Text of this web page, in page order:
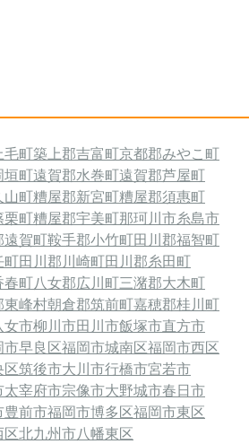
毛町築上郡吉富町京都郡みやこ町
垣町遠賀郡水巻町遠賀郡芦屋町
山町糟屋郡新宮町糟屋郡須惠町
栗町糟屋郡宇美町那珂川市糸島市
遠賀町鞍手郡小竹町田川郡福智町
町田川郡川崎町田川郡糸田町
春町八女郡広川町三潴郡大木町
東峰村朝倉郡筑前町嘉穂郡桂川町
女市柳川市田川市飯塚市直方市
市早良区福岡市城南区福岡市西区
区筑後市大川市行橋市宮若市
太宰府市宗像市大野城市春日市
豊前市福岡市博多区福岡市東区
区北九州市八幡東区